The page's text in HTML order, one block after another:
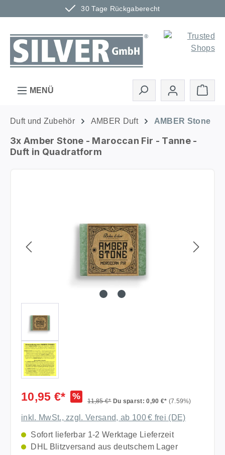
30 Tage Rückgaberecht
Zum Hauptinhalt springen
MENÜ
Duft und Zubehör AMBER Duft AMBER Stone
3x Amber Stone - Maroccan Fir - Tanne -
Duft in Quadratform
10,95 €* % 11,85 €* Du sparst: 0,90 €* (7.59%)
inkl. MwSt., zzgl. Versand, ab 100 € frei (DE)
Sofort lieferbar 1-2 Werktage Lieferzeit
DHL Blitzversand aus deutschem Lager